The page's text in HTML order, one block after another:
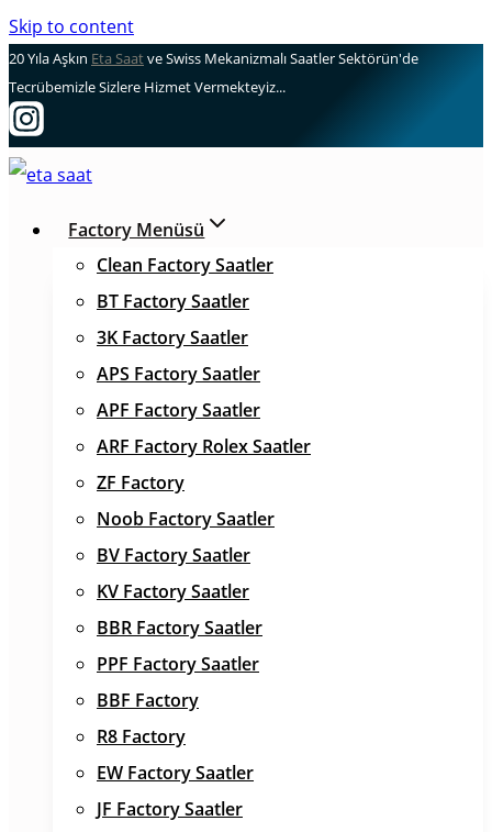
Skip to content
20 Yıla Aşkın Eta Saatve Swiss Mekanizmalı Saatler Sektörün'de
Tecrübemizle Sizlere Hizmet Vermekteyiz...
Factory Menüsü
Clean Factory Saatler
BT Factory Saatler
3K Factory Saatler
APS Factory Saatler
APF Factory Saatler
ARF Factory Rolex Saatler
ZF Factory
Noob Factory Saatler
BV Factory Saatler
KV Factory Saatler
BBR Factory Saatler
PPF Factory Saatler
BBF Factory
R8 Factory
EW Factory Saatler
JF Factory Saatler